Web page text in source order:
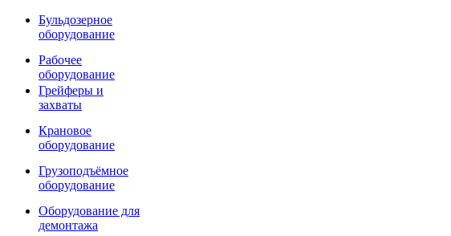
Виброрипперы
Ковши дробильные щековые
Ковши дробильные роторные
Сортировочные ковши барабанные
Сортировочные ковши вальцовые
Фрезы роторные
Фрезы дисковые
Траншеекопатели
Просеивающие ковши для фронтальных погрузчиков
Распределители асфальта
Переходные плиты
Гидроразводка
РВД
Сваерезки
Бульдозерное
оборудование
Рабочее
оборудование
Грейферы и
захваты
Крановое
оборудование
Грузоподъёмное
оборудование
Оборудование для
демонтажа